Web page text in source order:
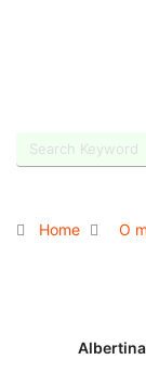
Home O